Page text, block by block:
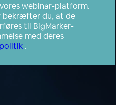
webinar-platform.
bekræfter du, at de
til BigMarker-
med deres
.